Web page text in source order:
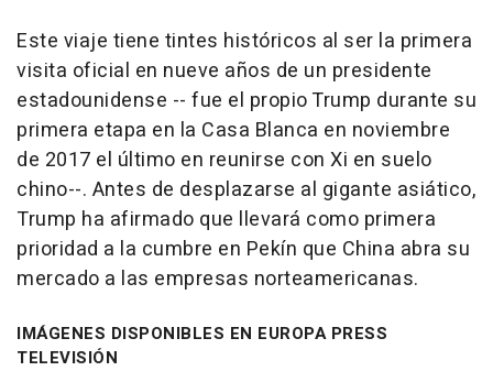
Este viaje tiene tintes históricos al ser la primera
visita oficial en nueve años de un presidente
estadounidense -- fue el propio Trump durante su
primera etapa en la Casa Blanca en noviembre
de 2017 el último en reunirse con Xi en suelo
chino--. Antes de desplazarse al gigante asiático,
Trump ha afirmado que llevará como primera
prioridad a la cumbre en Pekín que China abra su
mercado a las empresas norteamericanas.
IMÁGENES DISPONIBLES EN EUROPA PRESS
TELEVISIÓN